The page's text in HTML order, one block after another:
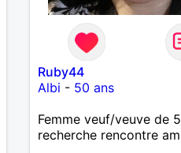
Ruby44
Albi - 50 ans
Femme veuf/veuve de
recherche rencontre